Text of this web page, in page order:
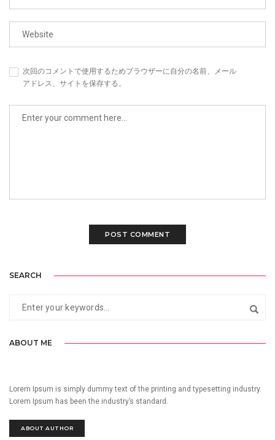
次回のコメントで使用するためブラウザーに自分の名前、メール
アドレス、サイトを保存する。
SEARCH
ABOUT ME
Lorem Ipsum is simply dummy text of the printing and typesetting industry.
Lorem Ipsum has been the industry’s standard.
ABOUT AUTHOR